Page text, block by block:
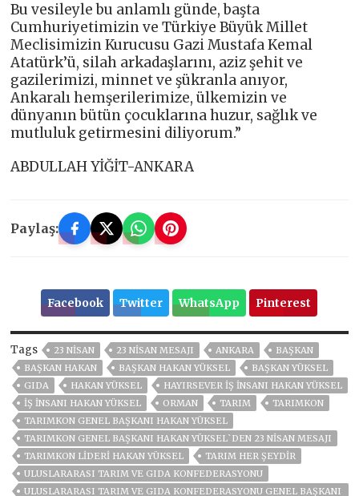
Bu vesileyle bu anlamlı günde, başta
Cumhuriyetimizin ve Türkiye Büyük Millet
Meclisimizin Kurucusu Gazi Mustafa Kemal
Atatürk’ü, silah arkadaşlarını, aziz şehit ve
gazilerimizi, minnet ve şükranla anıyor,
Ankaralı hemşerilerimize, ülkemizin ve
dünyanın bütün çocuklarına huzur, sağlık ve
mutluluk getirmesini diliyorum.”
ABDULLAH YİĞİT-ANKARA
Paylaş:
Facebook Twitter WhatsApp Pinterest
Tags 23 NİSAN 23 NİSAN MESAJI ANKARA
BAŞKAN
BAŞKAN HAKAN
BAŞKAN HAKAN YÜKSEL
BAŞKAN YÜKSEL
GIDA
HAKAN YÜKSEL
HAYIRSEVER IŞ INSANI HAKAN YÜKSEL
IŞ INSANI HAKAN YÜKSEL
ORMAN TARIM
TARIMKON
TARIMKON GENEL BAŞKANI HAKAN YÜKSEL
TARIMKON GENEL BAŞKANI HAKAN YÜKSEL`DEN 23 NİSAN MESAJI
TARIMKON LIDERI HAKAN YÜKSEL
TARIM HER ŞEYDIR
ULUSLARARASI TARIM VE GIDA KONFEDERASYONU
ULUSLARARASI TARIM VE GIDA KONFEDERASYONU GENEL BAŞKANI